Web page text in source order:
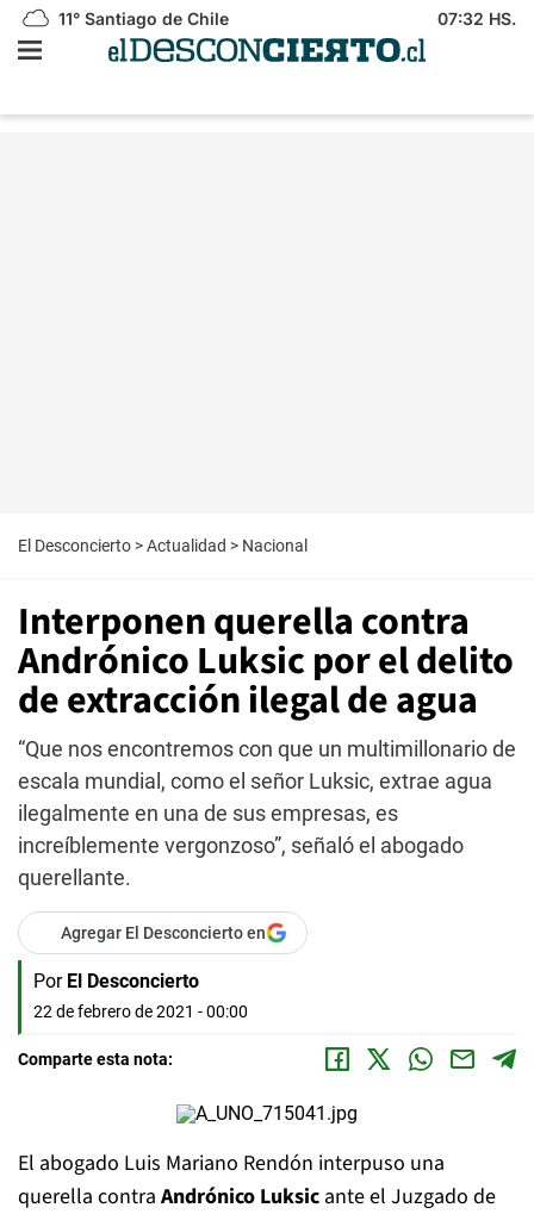
11° Santiago de Chile 07:32 HS.
El Desconcierto >Actualidad > Nacional
Interponen querella contra
Andrónico Luksic por el delito
de extracción ilegal de agua
“Que nos encontremos con que un multimillonario de
escala mundial, como el señor Luksic, extrae agua
ilegalmente en una de sus empresas, es
increíblemente vergonzoso”, señaló el abogado
querellante.
Agregar El Desconcierto en
Por El Desconcierto
22 de febrero de 2021 - 00:00
Comparte esta nota:
El abogado Luis Mariano Rendón interpuso una
querella contra Andrónico Luksic ante el Juzgado de